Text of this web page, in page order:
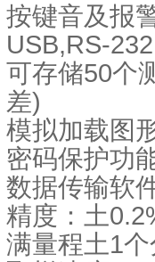
按键音及报
USB,RS-
可存储50个
差)
模拟加载图
密码保护功
数据传输软
精度：土
满量程土1